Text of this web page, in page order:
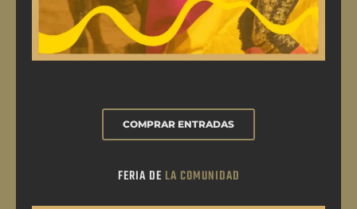
COMPRAR ENTRADAS
FERIA DE LA COMUNIDAD